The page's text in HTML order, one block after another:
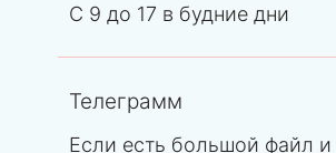
С 9 до 17 в будние дни
Телеграмм
Если есть большой файл и